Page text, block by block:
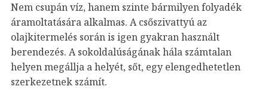
Nem csupán víz, hanem szinte bármilyen folyadék
áramoltatására alkalmas. A csőszivattyú az
olajkitermelés során is igen gyakran használt
berendezés. A sokoldalúságának hála számtalan
helyen megállja a helyét, sőt, egy elengedhetetlen
szerkezetnek számít.